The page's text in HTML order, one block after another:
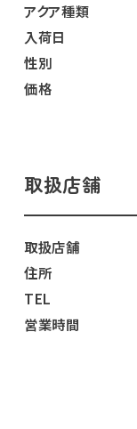
アクア種類
入荷日
性別
価格
取扱店舗
取扱店舗
住所
TEL
営業時間